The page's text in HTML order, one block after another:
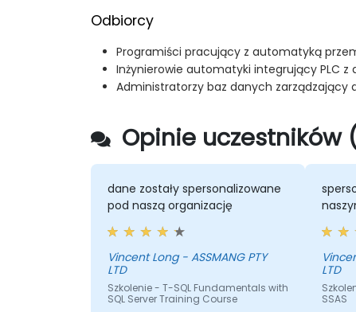
Odbiorcy
Programiści pracujący z automatyką
Inżynierowie automatyki integrujący PLC z
Administratorzy baz danych zarządzający
Opinie uczestników
dane zostały spersonalizowane
pod naszą organizację
Vincent Long - ASSMANG PTY
LTD
Szkolenie - T-SQL Fundamentals with
SQL Server Training Course
LTD
SSAS